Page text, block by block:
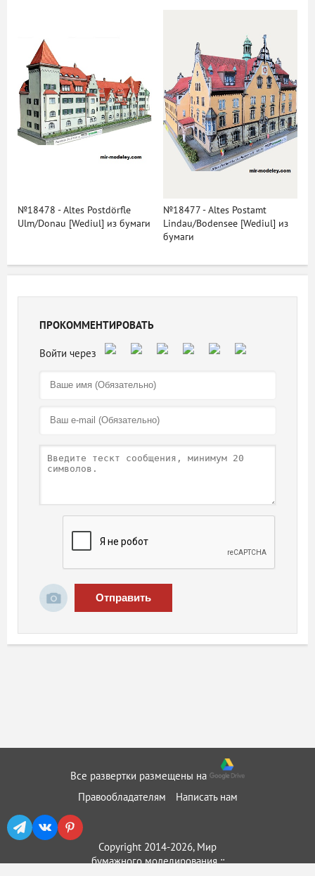
№18478 - Altes Postdörfle
Ulm/Donau [Wediul] из бумаги
№18477 - Altes Postamt
Lindau/Bodensee [Wediul] из
бумаги
ПРОКОММЕНТИРОВАТЬ
Отправить
Все развертки размещены на
Правообладателям
Написать нам
Copyright 2014-2026, Мир
бумажного моделирования ::